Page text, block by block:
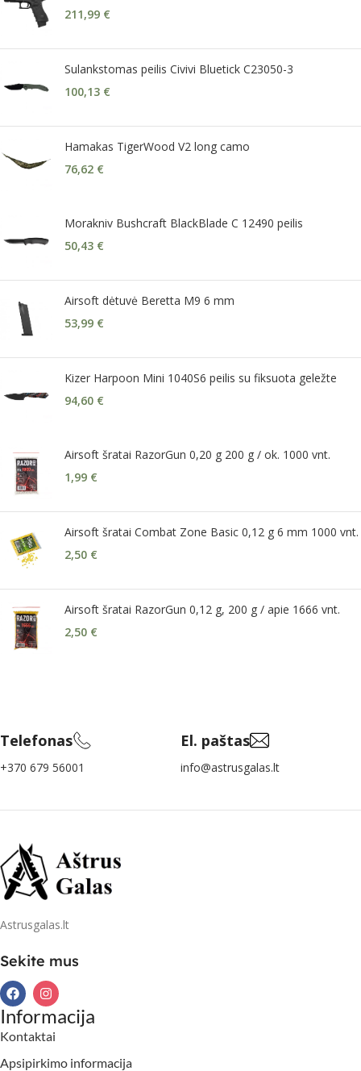
211,99 €
Sulankstomas peilis Civivi Bluetick C23050-3
100,13 €
Hamakas TigerWood V2 long camo
76,62 €
Morakniv Bushcraft BlackBlade C 12490 peilis
50,43 €
Airsoft dėtuvė Beretta M9 6 mm
53,99 €
Kizer Harpoon Mini 1040S6 peilis su fiksuota geležte
94,60 €
Airsoft šratai RazorGun 0,20 g 200 g / ok. 1000 vnt.
1,99 €
Airsoft šratai Combat Zone Basic 0,12 g 6 mm 1000 vnt.
2,50 €
Airsoft šratai RazorGun 0,12 g, 200 g / apie 1666 vnt.
2,50 €
Telefonas
+370 679 56001
El. paštas
info@astrusgalas.lt
Astrusgalas.lt
Sekite mus
Informacija
Kontaktai
Apsipirkimo informacija